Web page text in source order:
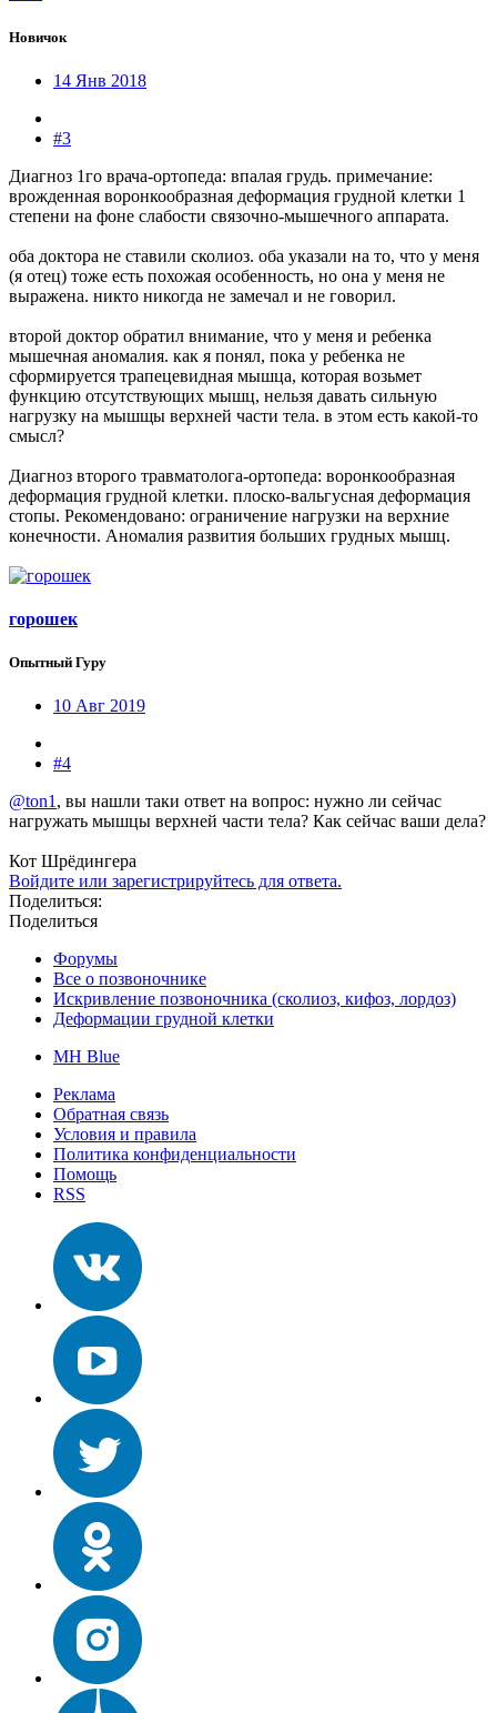
Новичок
14 Янв 2018
#3
Диагноз 1го врача-ортопеда: впалая грудь. примечание:
врожденная воронкообразная деформация грудной клетки 1
степени на фоне слабости связочно-мышечного аппарата.
оба доктора не ставили сколиоз. оба указали на то, что у меня
(я отец) тоже есть похожая особенность, но она у меня не
выражена. никто никогда не замечал и не говорил.
второй доктор обратил внимание, что у меня и ребенка
мышечная аномалия. как я понял, пока у ребенка не
сформируется трапецевидная мышца, которая возьмет
функцию отсутствующих мышц, нельзя давать сильную
нагрузку на мышщы верхней части тела. в этом есть какой-то
смысл?
Диагноз второго травматолога-ортопеда: воронкообразная
деформация грудной клетки. плоско-вальгусная деформация
стопы. Рекомендовано: ограничение нагрузки на верхние
конечности. Аномалия развития больших грудных мышц.
горошек
Опытный Гуру
10 Авг 2019
#4
@ton1 , вы нашли таки ответ на вопрос: нужно ли сейчас
нагружать мышцы верхней части тела? Как сейчас ваши дела?
Кот Шрёдингера
Войдите или зарегистрируйтесь для ответа.
Поделиться:
Поделиться
Форумы
Все о позвоночнике
Искривление позвоночника (сколиоз, кифоз, лордоз)
Деформации грудной клетки
MH Blue
Реклама
Обратная связь
Условия и правила
Политика конфиденциальности
Помощь
RSS